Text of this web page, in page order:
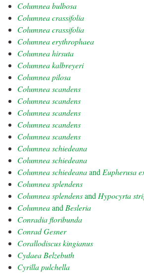
Columnea bulbosa
Columnea crassifolia
Columnea crassifolia
Columnea erythrophaea
Columnea hirsuta
Columnea kalbreyeri
Columnea pilosa
Columnea scandens
Columnea scandens
Columnea scandens
Columnea scandens
Columnea scandens
Columnea schiedeana
Columnea schiedeana
Columnea schiedeanaandEupherusa
Columnea splendens
Columnea splendensandHypocyrta
ColumneaandBesleria
Conradia floribunda
Conrad Gesner
Corallodiscus kingianus
Cydaea Belzebuth
Cyrilla pulchella